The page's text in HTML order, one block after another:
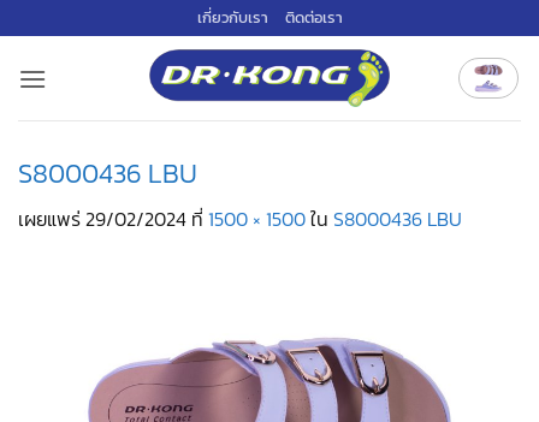
ไป
เกี่ยวกับเรา ติดต่อเรา
S8000436 LBU
เผยแพร่29/02/2024 ที่ 1500 × 1500ใน S8000436 LBU